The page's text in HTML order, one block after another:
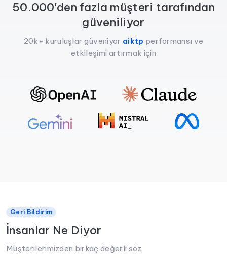
50.000'den fazla müşteri tarafından
güveniliyor
20k+ kuruluşlar güveniyor aiktp performansı ve
etkileşimi artırmak için
Geri Bildirim
İnsanlar Ne Diyor
Müşterilerimizden birkaç değerli söz